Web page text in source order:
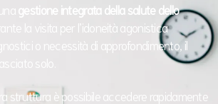
gestione integrata della salute dello
la visita per l’idoneità agonistica
o necessità di approfondimento, il
solo.
struttura è possibile accedere rapidamente